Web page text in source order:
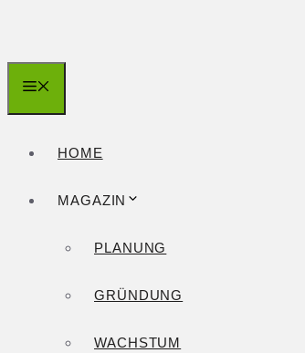
springen
HOME
MAGAZIN
PLANUNG
GRÜNDUNG
WACHSTUM